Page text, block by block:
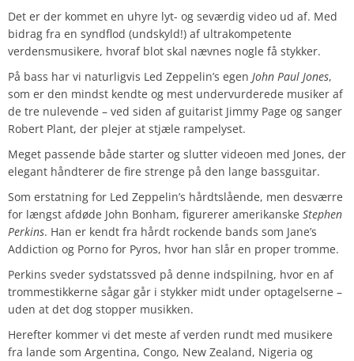
Det er der kommet en uhyre lyt- og seværdig video ud af. Med
bidrag fra en syndflod (undskyld!) af ultrakompetente
verdensmusikere, hvoraf blot skal nævnes nogle få stykker.
På bass har vi naturligvis Led Zeppelin’s egen John Paul Jones,
som er den mindst kendte og mest undervurderede musiker af
de tre nulevende – ved siden af guitarist Jimmy Page og sanger
Robert Plant, der plejer at stjæle rampelyset.
Meget passende både starter og slutter videoen med Jones, der
elegant håndterer de fire strenge på den lange bassguitar.
Som erstatning for Led Zeppelin’s hårdtslående, men desværre
for længst afdøde John Bonham, figurerer amerikanske Stephen
Perkins. Han er kendt fra hårdt rockende bands som Jane’s
Addiction og Porno for Pyros, hvor han slår en proper tromme.
Perkins sveder sydstatssved på denne indspilning, hvor en af
trommestikkerne sågar går i stykker midt under optagelserne –
uden at det dog stopper musikken.
Herefter kommer vi det meste af verden rundt med musikere
fra lande som Argentina, Congo, New Zealand, Nigeria og